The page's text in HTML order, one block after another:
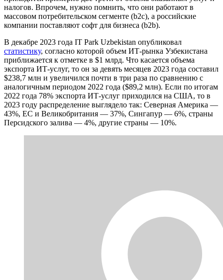
налогов. Впрочем, нужно помнить, что они работают в
массовом потребительском сегменте (b2c), а российские
компании поставляют софт для бизнеса (b2b).
В декабре 2023 года IT Park Uzbekistan опубликовал
статистику, согласно которой объем ИТ-рынка Узбекистана
приближается к отметке в $1 млрд. Что касается объема
экспорта ИТ-услуг, то он за девять месяцев 2023 года составил
$238,7 млн и увеличился почти в три раза по сравнению с
аналогичным периодом 2022 года ($89,2 млн). Если по итогам
2022 года 78% экспорта ИТ-услуг приходился на США, то в
2023 году распределение выглядело так: Северная Америка —
43%, ЕС и Великобритания — 37%, Сингапур — 6%, страны
Персидского залива — 4%, другие страны — 10%.